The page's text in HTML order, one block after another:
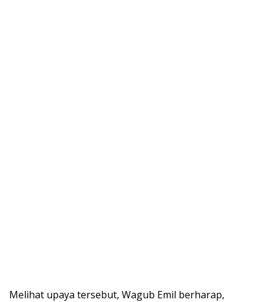
Melihat upaya tersebut, Wagub Emil berharap,